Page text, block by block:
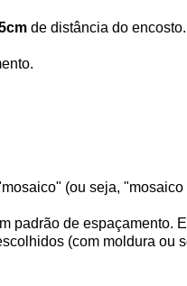
de distância do encosto.
(ou seja,
padrão de espaçamento.
(com moldura ou